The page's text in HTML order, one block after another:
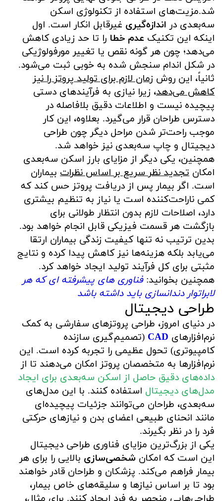
شد.مزیت‌های استفاده از تکنولوژی اسکن
سه‌بعدی در اندازه‌گیری غیرقابل انکار است. اول
اینکه این تکنیک عدم خطا را تا حد زیادی کاهش
می‌دهد؛ چون هر گونه نقص یا تغییر مورفولوژیکی
در شکل اندام سنجش شده به خوبی ثبت می‌شود.
ثانیاً، این روش زمان لازم برای تولید پروتز را نیز
کاهش می‌دهد، زیرا نیازی به فرآیندهای دستی
پیچیده نیست و اطلاعات دقیق بلافاصله در
دسترس طراحان قرار می‌گیرد. بعلاوه، این کار
موجب راحت‌تر شدن مراحل دیگر چون طراحی
دیجیتال و چاپ سه‌بعدی نیز خواهد شد.
همچنین، یکی دیگر از مزایای بارز اسکن سه‌بعدی
امکان تجدید نظر سریع بر اساس نظرات بیماران
است. اگر بیمار پس از دریافت پروتز حس کند که
کمی ناراحت‌کننده است یا نیاز به تنظیم بیشتری
دارد، اصلاحات لازم بدون انتظار طولانی برای
بازگشت هر قسمت فیزیکی قابل انجام خواهد بود.
بدین ترتیب نه تنها کیفیت زندگی بیماران ارتقا
می‌یابد بلکه هزینه‌ها نیز کاهش پیدا کرده و نتایج
مثبتی برای کل فرآیند تولید ایجاد خواهد کرد.
همچنین بخوانید:فناوری های پیشرفته ای که هر
لابراتوار دندانسازی باید داشته باشد
طراحی دیجیتال
در دنیای امروز، طراحی پروتزهای سفارشی به کمک
نرم‌افزارهای CAD (تصمیم‌گیری سازنده
کامپیوتری) تحول عظیمی را تجربه کرده است. این
نرم‌افزارها به متخصصان پروتز امکان می‌دهند تا از
داده‌های دقیق حاصل از اسکن سه‌بعدی برای ایجاد
مدل‌های دیجیتال استفاده کنند. با این مدل‌های
سه‌بعدی، طراحان می‌توانند جزئیات پیچیده‌ای
مانند انحنای طبیعی اعضای بدن و نیازهای حرکتی
فرد را در نظر بگیرند.
یکی از بزرگ‌ترین مزایای فناوری طراحی دیجیتال
این است که امکان شخصی‌سازی بالایی را برای هر
بیمار فراهم می‌کند. پزشکان و طراحان قادر خواهند
بود تا بر اساس نیازها و سلیقه‌های خاص بیمار،